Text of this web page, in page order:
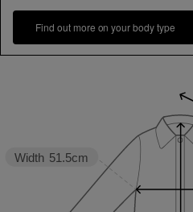
Find out more on your body type
Width 51.5cm